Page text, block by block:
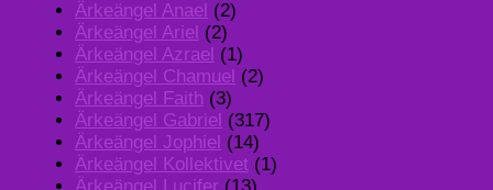
Ärkeängel Anael (2)
Ärkeängel Ariel (2)
Ärkeängel Azrael (1)
Ärkeängel Chamuel (2)
Ärkeängel Faith (3)
Ärkeängel Gabriel (317)
Ärkeängel Jophiel (14)
Ärkeängel Kollektivet (1)